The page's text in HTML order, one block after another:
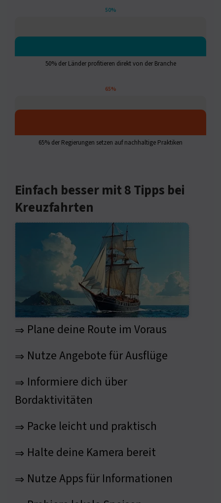
50%
50% der Länder profitieren direkt von der Branche
65%
65% der Regierungen setzen auf nachhaltige Praktiken
Einfach besser mit 8 Tipps bei
Kreuzfahrten
⇒ Plane deine Route im Voraus
⇒ Nutze Angebote für Ausflüge
⇒ Informiere dich über
Bordaktivitäten
⇒ Packe leicht und praktisch
⇒ Halte deine Kamera bereit
⇒ Nutze Apps für Informationen